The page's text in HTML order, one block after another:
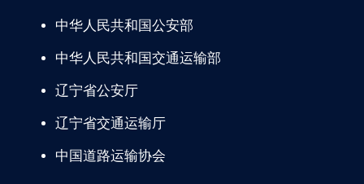
中华人民共和国公安部
中华人民共和国交通运输部
辽宁省公安厅
辽宁省交通运输厅
中国道路运输协会